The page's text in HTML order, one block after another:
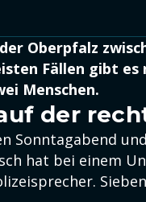
Oberpfalz
Fällen gibt es
Menschen.
der
Sonntagabend
hat bei einem